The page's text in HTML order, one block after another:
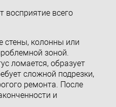
восприятие всего
стены, колонны или
зоной.
ломается, образует
сложной подрезки,
ремонта. После
и